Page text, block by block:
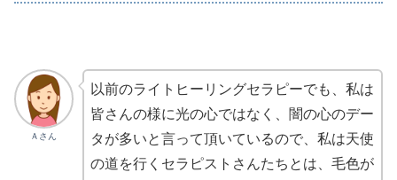
Ａさん
以前のライトヒーリングセラピーでも、私は
皆さんの様に光の心ではなく、闇の心のデー
タが多いと言って頂いているので、私は天使
の道を行くセラピストさんたちとは、毛色が